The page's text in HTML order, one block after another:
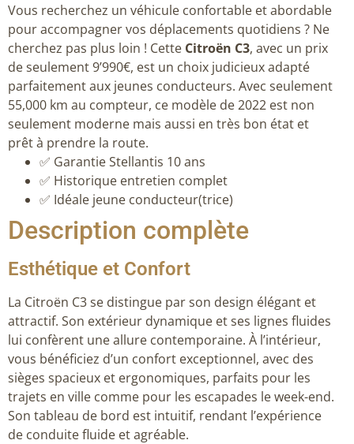
Vous recherchez un véhicule confortable et abordable
pour accompagner vos déplacements quotidiens ? Ne
cherchez pas plus loin ! Cette Citroën C3, avec un prix
de seulement 9’990€, est un choix judicieux adapté
parfaitement aux jeunes conducteurs. Avec seulement
55,000 km au compteur, ce modèle de 2022 est non
seulement moderne mais aussi en très bon état et
prêt à prendre la route.
✅ Garantie Stellantis 10 ans
✅ Historique entretien complet
✅ Idéale jeune conducteur(trice)
Description complète
Esthétique et Confort
La Citroën C3 se distingue par son design élégant et
attractif. Son extérieur dynamique et ses lignes fluides
lui confèrent une allure contemporaine. À l’intérieur,
vous bénéficiez d’un confort exceptionnel, avec des
sièges spacieux et ergonomiques, parfaits pour les
trajets en ville comme pour les escapades le week-end.
Son tableau de bord est intuitif, rendant l’expérience
de conduite fluide et agréable.